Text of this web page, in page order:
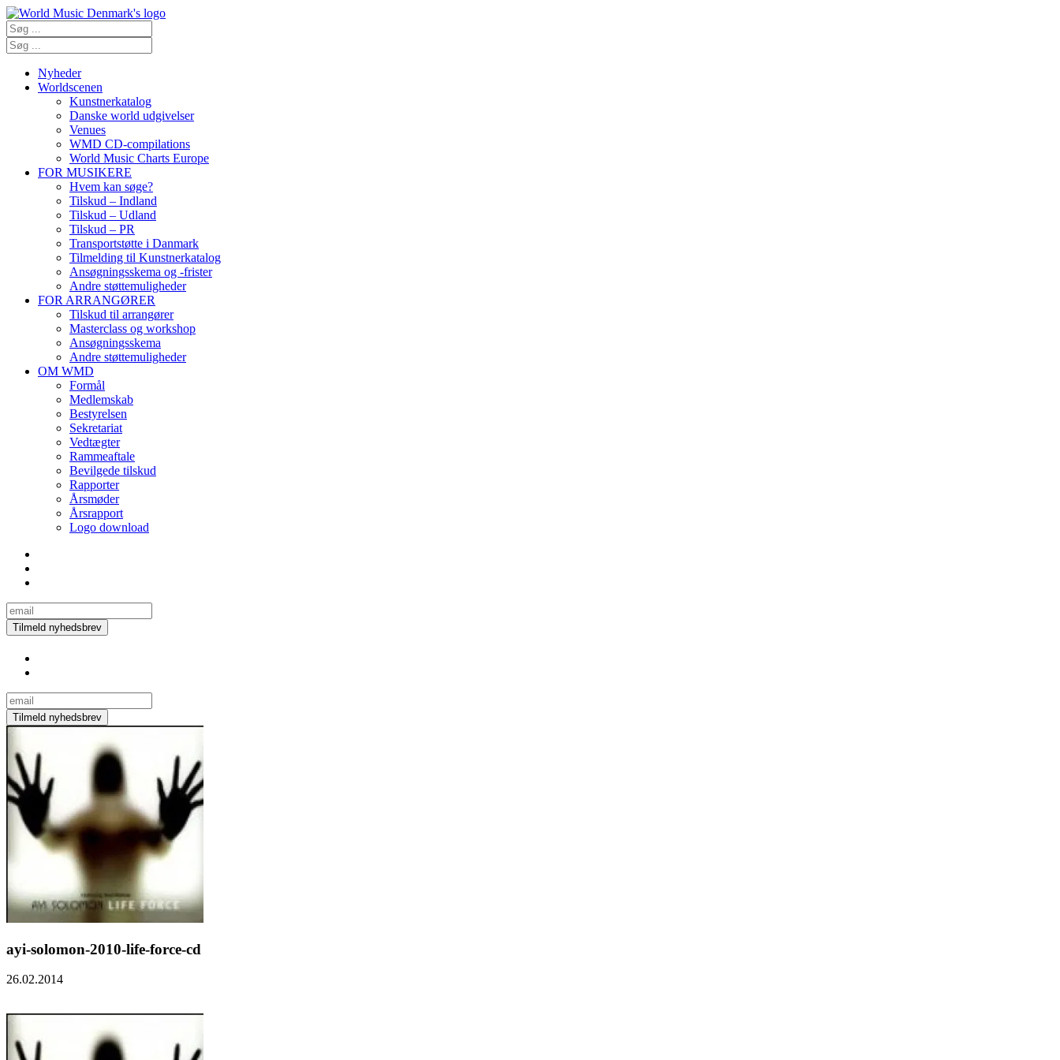
Nyheder
Worldscenen
Kunstnerkatalog
Danske world udgivelser
Venues
WMD CD-compilations
World Music Charts Europe
FOR MUSIKERE
Hvem kan søge?
Tilskud – Indland
Tilskud – Udland
Tilskud – PR
Transportstøtte i Danmark
Tilmelding til Kunstnerkatalog
Ansøgningsskema og -frister
Andre støttemuligheder
FOR ARRANGØRER
Tilskud til arrangører
Masterclass og workshop
Ansøgningsskema
Andre støttemuligheder
OM WMD
Formål
Medlemskab
Bestyrelsen
Sekretariat
Vedtægter
Rammeaftale
Bevilgede tilskud
Rapporter
Årsmøder
Årsrapport
Logo download
ayi-solomon-2010-life-force-cd
26.02.2014